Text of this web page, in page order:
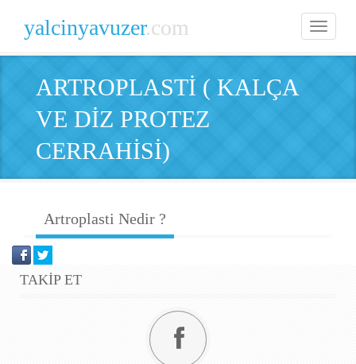
Toggle
navigation
yalcinyavuzer.com
ARTROPLASTİ ( KALÇA
VE DİZ PROTEZ
CERRAHİSİ)
Artroplasti Nedir ?
TAKİP ET